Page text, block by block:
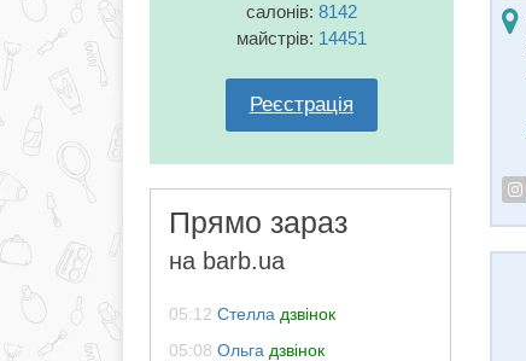
салонів: 8142
майстрів: 14451
Реєстрація
Прямо зараз
на barb.ua
05:12 Стелла дзвінок
05:08 Ольга дзвінок